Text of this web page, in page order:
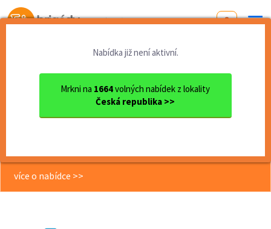
Od první brigády
Nabídka již není aktivní.
Mrkni na 1664volných nabídek z lokality
Česká republika >>
Jihomoravský kraj
okres Brno - venkov
Tišnov
Brigáda v moderní výrobě | ...
Brigáda v moderní výrobě | až 185
více o nabídce >>